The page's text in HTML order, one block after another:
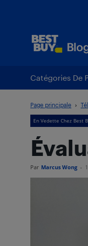
Catégories De
Page principale
En Vedette Chez Best
Par Marcus Wong -